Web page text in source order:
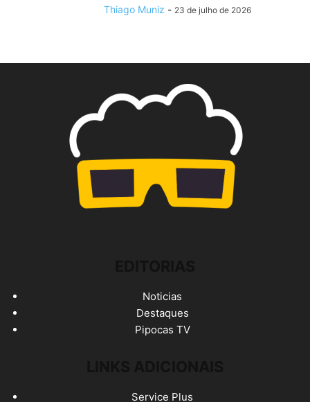
Thiago Muniz - 23 de julho de 2026
Noticias
Destaques
Pipocas TV
Service Plus